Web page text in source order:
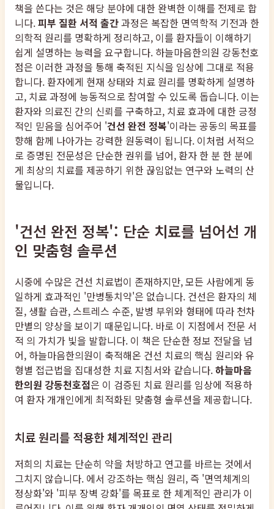
책을 쓴다는 것은 해당 분야에 대한 완벽한 이해를 전제로 합
니다.피부 질환 서적 출간과정은 복잡한 면역학적 기전과 한
의학적 원리를 명확하게 정리하고, 이를 환자들이 이해하기
쉽게 설명하는 능력을 요구합니다. 하늘마음한의원 강동천호
점은 이러한 과정을 통해 축적된 지식을 임상에 그대로 적용
합니다. 환자에게 현재 상태와 치료 원리를 명확하게 설명하
고, 치료 과정에 능동적으로 참여할 수 있도록 돕습니다. 이는
환자와 의료진 간의 신뢰를 구축하고, 치료 효과에 대한 긍정
적인 믿음을 심어주어 '건선 완전 정복'이라는 공동의 목표를
향해 함께 나아가는 강력한 원동력이 됩니다. 이처럼 서적으
로 증명된 전문성은 단순한 권위를 넘어, 환자 한 분 한 분에
게 최상의 치료를 제공하기 위한 끊임없는 연구와 노력의 산
물입니다.
'건선 완전 정복': 단순 치료를 넘어선 개
인 맞춤형 솔루션
시중에 수많은 건선 치료법이 존재하지만, 모든 사람에게 동
일하게 효과적인 '만병통치약'은 없습니다. 건선은 환자의 체
질, 생활 습관, 스트레스 수준, 발병 부위와 형태에 따라 천차
만별의 양상을 보이기 때문입니다. 바로 이 지점에서 전문 서
적 의 가치가 빛을 발합니다. 이 책은 단순한 정보 전달을 넘
어, 하늘마음한의원이 축적해온 건선 치료의 핵심 원리와 유
형별 접근법을 집대성한 치료 지침서와 같습니다.하늘마음
한의원 강동천호점은 이 검증된 치료 원리를 임상에 적용하
여 환자 개개인에게 최적화된 맞춤형 솔루션을 제공합니다.
치료 원리를 적용한 체계적인 관리
저희의 치료는 단순히 약을 처방하고 연고를 바르는 것에서
그치지 않습니다. 에서 강조하는 핵심 원리, 즉 '면역체계의
정상화'와 '피부 장벽 강화'를 목표로 한 체계적인 관리가 이